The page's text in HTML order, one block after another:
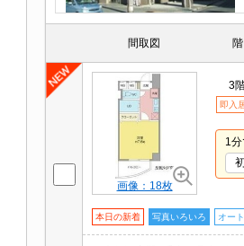
間取図 階
画像：18枚
3
即入
1
本日の新着 写真いろいろ オー